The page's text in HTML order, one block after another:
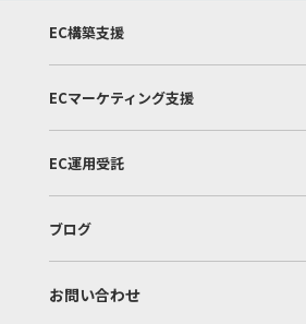
EC構築支援
ECマーケティング支援
EC運用受託
ブログ
お問い合わせ